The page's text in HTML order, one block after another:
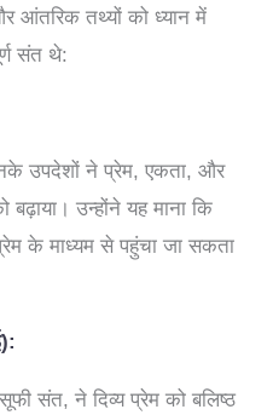
आंतरिक तथ्यों को ध्यान में
संत थे:
उपदेशों ने प्रेम, एकता, और
उन्होंने यह माना कि
के माध्यम से पहुंचा जा सकता
संत, ने दिव्य प्रेम को बलिष्ठ